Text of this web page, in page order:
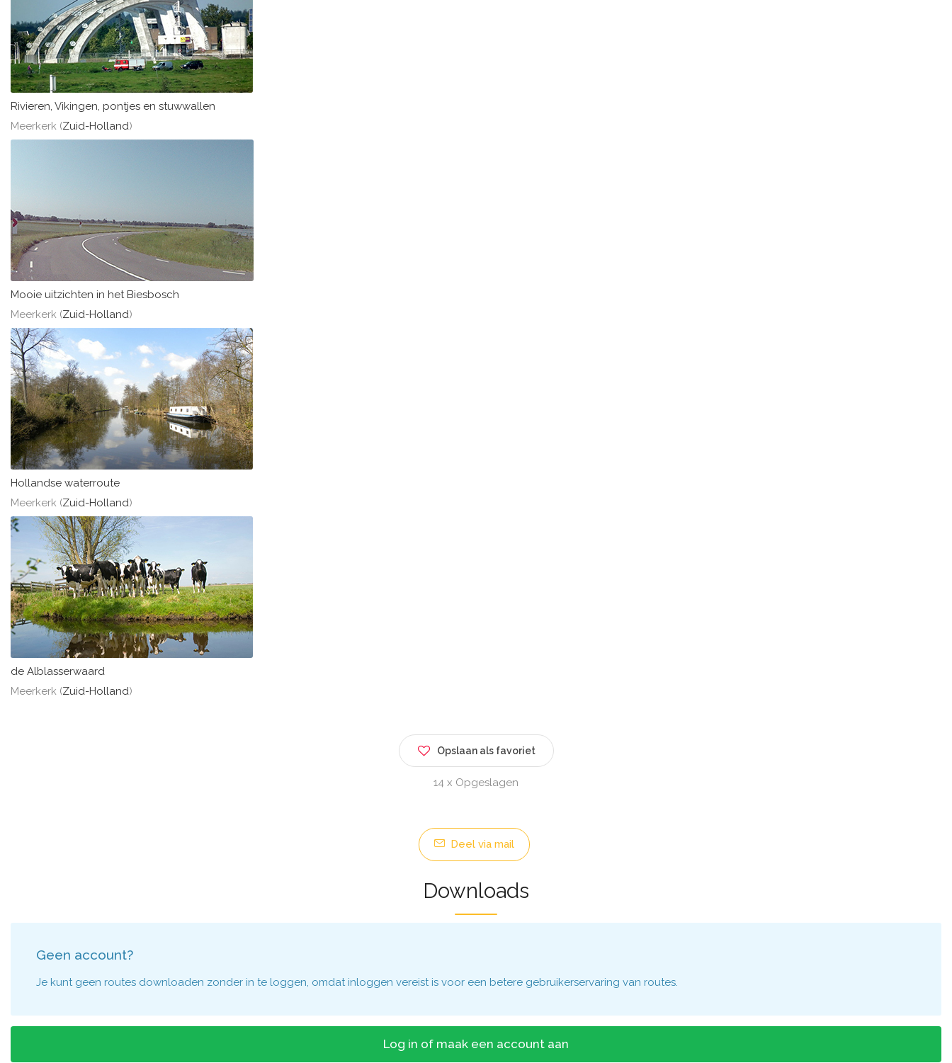
Rivieren, Vikingen, pontjes en stuwwallen
Meerkerk (Zuid-Holland)
Mooie uitzichten in het Biesbosch
Meerkerk (Zuid-Holland)
Hollandse waterroute
Meerkerk (Zuid-Holland)
de Alblasserwaard
Meerkerk (Zuid-Holland)
Opslaan als favoriet
14 x Opgeslagen
Deel via mail
Downloads
Geen account?
Je kunt geen routes downloaden zonder in te loggen, omdat inloggen vereist is voor een betere gebruikerservaring van routes.
Log in of maak een account aan